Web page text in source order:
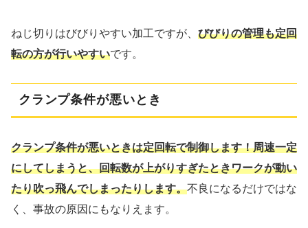
ねじ切りはびびりやすい加工ですが、 びびりの管理も定回
転の方が行いやすいです。
クランプ条件が悪いとき
クランプ条件が悪いときは定回転で制御します！周速一定
にしてしまうと、回転数が上がりすぎたときワークが動い
たり吹っ飛んでしまったりします。不良になるだけではな
く、事故の原因にもなりえます。